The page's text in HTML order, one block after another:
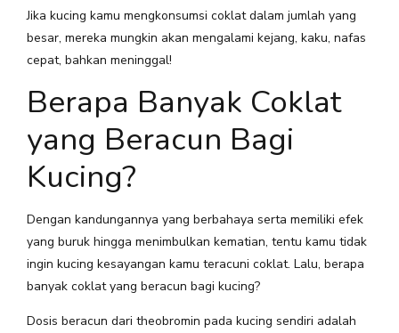
Jika kucing kamu mengkonsumsi coklat dalam jumlah yang
besar, mereka mungkin akan mengalami kejang, kaku, nafas
cepat, bahkan meninggal!
Berapa Banyak Coklat
yang Beracun Bagi
Kucing?
Dengan kandungannya yang berbahaya serta memiliki efek
yang buruk hingga menimbulkan kematian, tentu kamu tidak
ingin kucing kesayangan kamu teracuni coklat. Lalu, berapa
banyak coklat yang beracun bagi kucing?
Dosis beracun dari theobromin pada kucing sendiri adalah